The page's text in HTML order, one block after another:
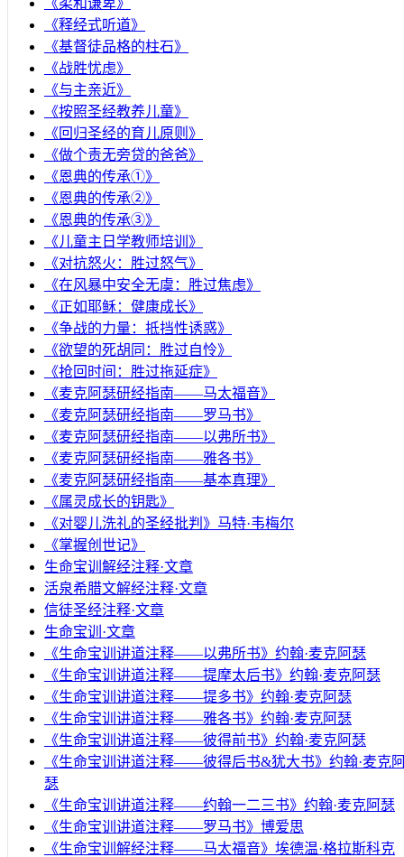
《释经式听道》
《基督徒品格的柱石》
《战胜忧虑》
《与主亲近》
《按照圣经教养儿童》
《回归圣经的育儿原则》
《做个责无旁贷的爸爸》
《恩典的传承①》
《恩典的传承②》
《恩典的传承③》
《儿童主日学教师培训》
《对抗怒火：胜过怒气》
《在风暴中安全无虞：胜过焦虑》
《正如耶稣：健康成长》
《争战的力量：抵挡性诱惑》
《欲望的死胡同：胜过自怜》
《抢回时间：胜过拖延症》
《麦克阿瑟研经指南——马太福音》
《麦克阿瑟研经指南——罗马书》
《麦克阿瑟研经指南——以弗所书》
《麦克阿瑟研经指南——雅各书》
《麦克阿瑟研经指南——基本真理》
《属灵成长的钥匙》
《对婴儿洗礼的圣经批判》马特·韦梅尔
《掌握创世记》
生命宝训解经注释·文章
活泉希腊文解经注释·文章
信徒圣经注释·文章
生命宝训·文章
《生命宝训讲道注释——以弗所书》约翰·麦克阿瑟
《生命宝训讲道注释——提摩太后书》约翰·麦克阿瑟
《生命宝训讲道注释——提多书》约翰·麦克阿瑟
《生命宝训讲道注释——雅各书》约翰·麦克阿瑟
《生命宝训讲道注释——彼得前书》约翰·麦克阿瑟
《生命宝训讲道注释——彼得后书&犹大书》约翰·麦克
瑟
《生命宝训讲道注释——约翰一二三书》约翰·麦克阿瑟
《生命宝训讲道注释——罗马书》博爱思
《生命宝训解经注释——马太福音》埃德温·格拉斯科克